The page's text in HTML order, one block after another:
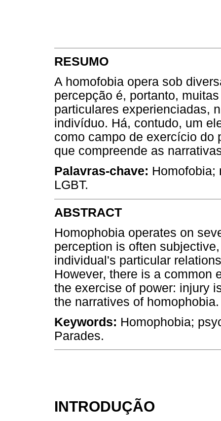
RESUMO
A homofobia opera sob
percepção é, portanto,
particulares experienciadas,
indivíduo. Há, contudo, um
como campo de exercício do
que compreende as
Palavras-chave: Homofobia;
LGBT.
ABSTRACT
Homophobia operates on
perception is often
individual's particular
However, there is a common
the exercise of power: injury
the narratives of homophobia.
Keywords: Homophobia;
Parades.
INTRODUÇÃO